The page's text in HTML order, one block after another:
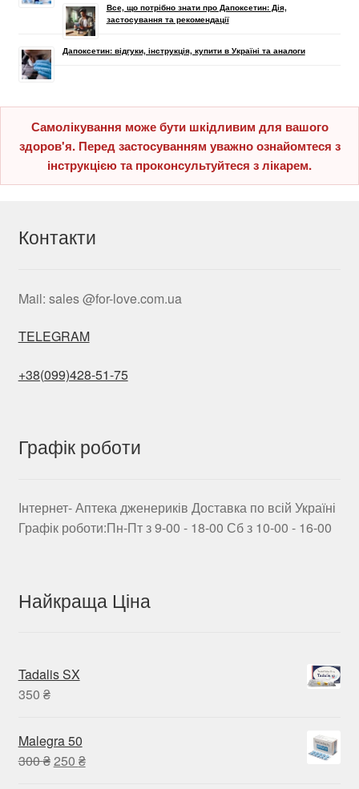
Все, що потрібно знати про Дапоксетин: Дія,
застосування та рекомендації
Дапоксетин: відгуки, інструкція, купити в Україні та аналоги
Самолікування може бути шкідливим для вашого
здоров'я. Перед застосуванням уважно ознайомтеся з
інструкцією та проконсультуйтеся з лікарем.
Контакти
Mail: sales @for-love.com.ua
TELEGRAM
+38(099)428-51-75
Графік роботи
Інтернет- Аптека дженериків Доставка по всій Україні
Графік роботи:Пн-Пт з 9-00 - 18-00 Сб з 10-00 - 16-00
Найкраща Ціна
Tadalis SX
350 ₴
Malegra 50
300₴Оригінальна
250 ₴Поточна